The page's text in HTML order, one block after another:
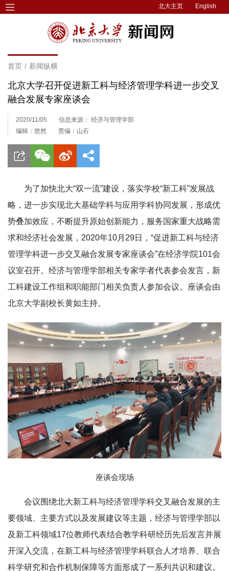
北大主页 English
首页 / 新闻纵横
北京大学召开促进新工科与经济管理学科进一步交叉
融合发展专家座谈会
2020/11/05
信息来源： 经济与管理学部
编辑：悠然
责编：山石
为了加快北大“双一流”建设，落实学校“新工科”发展战
略，进一步实现北大基础学科与应用学科协同发展，形成优
势叠加效应，不断提升原始创新能力，服务国家重大战略需
求和经济社会发展，2020年10月29日，“促进新工科与经济
管理学科进一步交叉融合发展专家座谈会”在经济学院101会
议室召开。经济与管理学部相关专家学者代表参会发言，新
工科建设工作组和职能部门相关负责人参加会议。座谈会由
北京大学副校长黄如主持。
座谈会现场
会议围绕北大新工科与经济管理学科交叉融合发展的主
要领域、主要方式以及发展建议等主题，经济与管理学部以
及新工科领域17位教师代表结合教学科研经历先后发言并展
开深入交流，在新工科与经济管理学科联合人才培养、联合
科学研究和合作机制保障等方面形成了一系列共识和建议。